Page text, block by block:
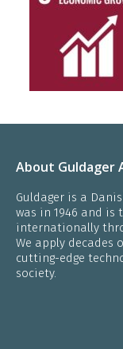
About Guldager
Guldager is a
was in 1946 and is
internationally
We apply decades
cutting-edge
society.